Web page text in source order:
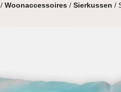
/Woonaccessoires /Sierkussen /